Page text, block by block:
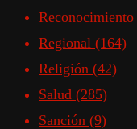
Reconocimiento
Regional (164)
Religión (42)
Salud (285)
Sanción (9)